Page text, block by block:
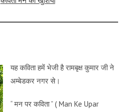
यह कविता हमें भेजी है रामबृक्ष कुमार जी ने
अम्बेडकर नगर से।
“ मन पर कविता ” ( Man Ke Upar